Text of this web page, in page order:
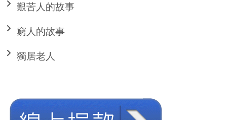
艱苦人的故事
窮人的故事
獨居老人